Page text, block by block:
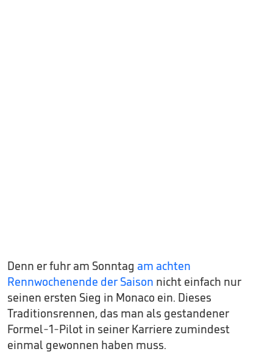
Denn er fuhr am Sonntag am achten
Rennwochenende der Saison nicht einfach nur
seinen ersten Sieg in Monaco ein. Dieses
Traditionsrennen, das man als gestandener
Formel-1-Pilot in seiner Karriere zumindest
einmal gewonnen haben muss.